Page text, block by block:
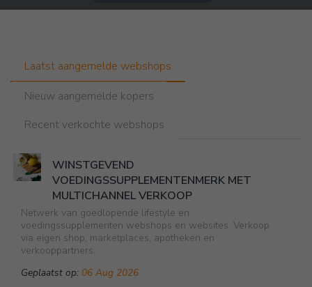
Laatst aangemelde webshops
Nieuw aangemelde kopers
Recent verkochte webshops
WINSTGEVEND
VOEDINGSSUPPLEMENTENMERK MET
MULTICHANNEL VERKOOP
Netwerk van goedlopende lifestyle en
voedingssupplementen webshops en websites. Verkoop
via eigen shop, marketplaces, apotheken en
verkooppartners.
Geplaatst op: 06 Aug 2026